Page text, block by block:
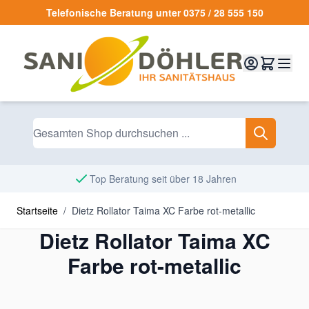
Zum Inhalt springen
Telefonische Beratung unter 0375 / 28 555 150
Top Beratung seit über 18 Jahren
Startseite / Dietz Rollator Taima XC Farbe rot-metallic
Dietz Rollator Taima XC
Farbe rot-metallic